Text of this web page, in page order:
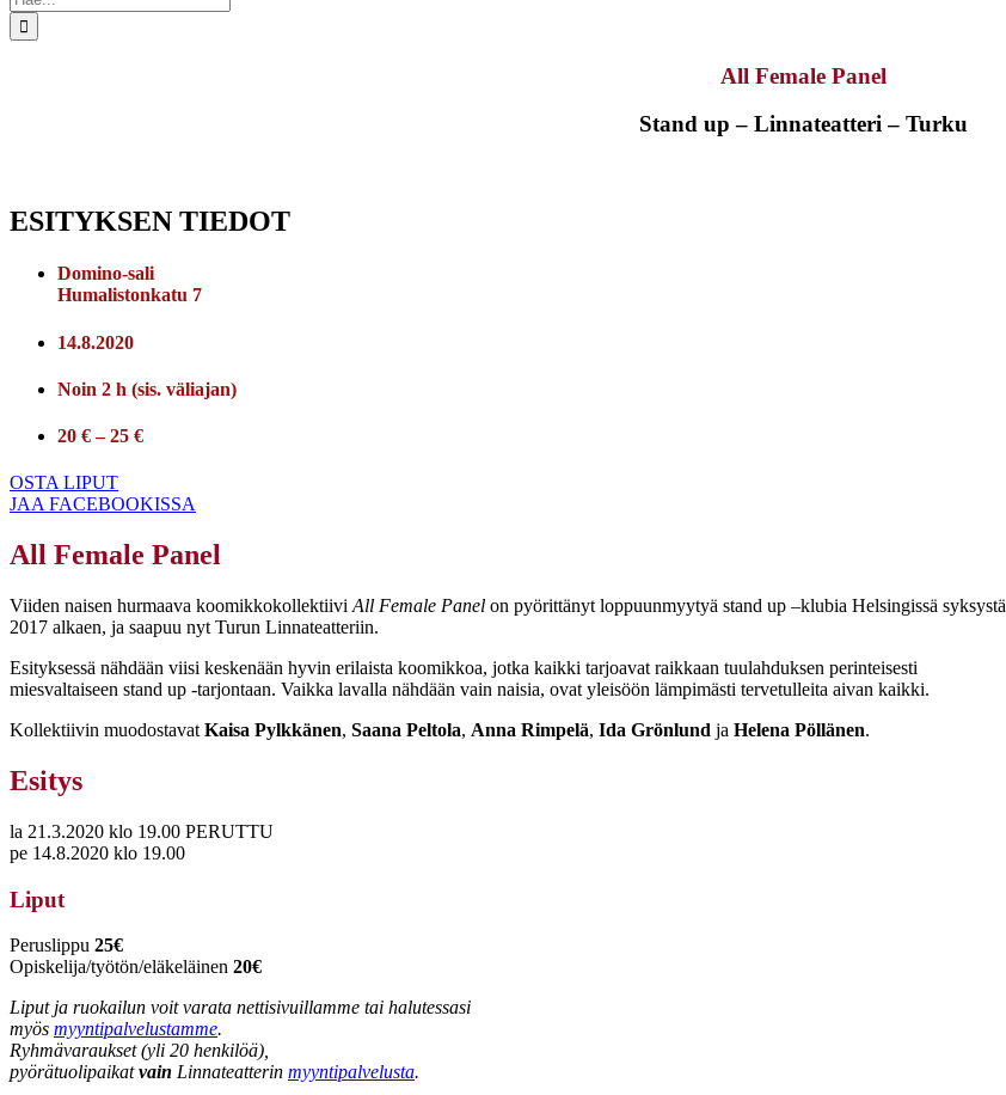
...
All Female Panel
Stand up – Linnateatteri – Turku
ESITYKSEN TIEDOT
Domino-sali
Humalistonkatu 7
14.8.2020
Noin 2 h (sis. väliajan)
20 € – 25 €
OSTA LIPUT
JAA FACEBOOKISSA
All Female Panel
Viiden naisen hurmaava koomikkokollektiivi All Female Panel on pyörittänyt loppuunmyytyä stand up –klubia Helsingissä syksystä
2017 alkaen, ja saapuu nyt Turun Linnateatteriin.
Esityksessä nähdään viisi keskenään hyvin erilaista koomikkoa, jotka kaikki tarjoavat raikkaan tuulahduksen perinteisesti
miesvaltaiseen stand up -tarjontaan. Vaikka lavalla nähdään vain naisia, ovat yleisöön lämpimästi tervetulleita aivan kaikki.
Kollektiivin muodostavat Kaisa Pylkkänen, Saana Peltola, Anna Rimpelä, Ida Grönlund ja Helena Pöllänen.
Esitys
la 21.3.2020 klo 19.00 PERUTTU
pe 14.8.2020 klo 19.00
Liput
Peruslippu 25€
Opiskelija/työtön/eläkeläinen 20€
Liput ja ruokailun voit varata nettisivuillamme tai halutessasi
myös myyntipalvelustamme.
Ryhmävaraukset (yli 20 henkilöä),
pyörätuolipaikatvain Linnateatterin myyntipalvelusta.